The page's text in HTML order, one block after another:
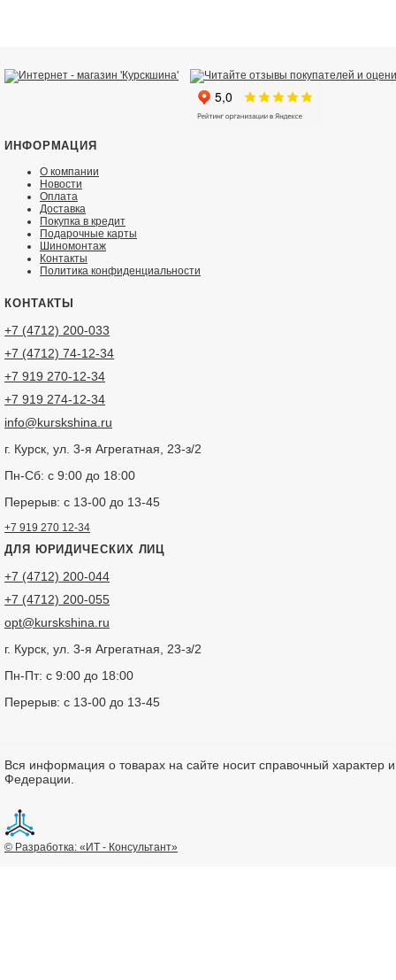
ИНФОРМАЦИЯ
О компании
Новости
Оплата
Доставка
Покупка в кредит
Подарочные карты
Шиномонтаж
Контакты
Политика конфиденциальности
КОНТАКТЫ
+7 (4712) 200-033
+7 (4712) 74-12-34
+7 919 270-12-34
+7 919 274-12-34
info@kurskshina.ru
г. Курск, ул. 3-я Агрегатная, 23-з/2
Пн-Сб: с 9:00 до 18:00
Перерыв: с 13-00 до 13-45
+7 919 270 12-34
ДЛЯ ЮРИДИЧЕСКИХ ЛИЦ
+7 (4712) 200-044
+7 (4712) 200-055
opt@kurskshina.ru
г. Курск, ул. 3-я Агрегатная, 23-з/2
Пн-Пт: с 9:00 до 18:00
Перерыв: с 13-00 до 13-45
Вся информация о товарах на сайте носит справочный характер
Федерации.
© Разработка: «ИТ - Консультант»